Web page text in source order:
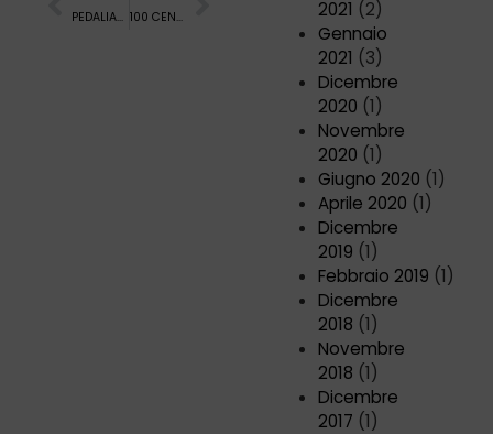
PEDALIAMO CON MEMORIA 100 CENE 2023
2021 (2)
Gennaio
2021 (3)
Dicembre
2020 (1)
Novembre
2020 (1)
Giugno 2020 (1)
Aprile 2020 (1)
Dicembre
2019 (1)
Febbraio 2019 (1)
Dicembre
2018 (1)
Novembre
2018 (1)
Dicembre
2017 (1)